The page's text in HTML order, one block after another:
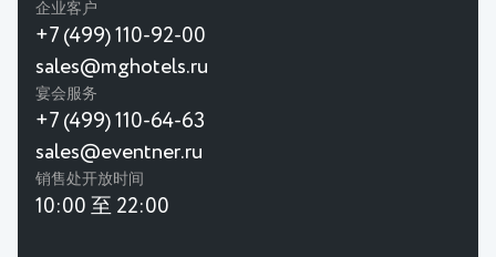
企业客户
+7 (499) 110-92-00
sales@mghotels.ru
宴会服务
+7 (499) 110-64-63
sales@eventner.ru
销售处开放时间
10:00 至 22:00